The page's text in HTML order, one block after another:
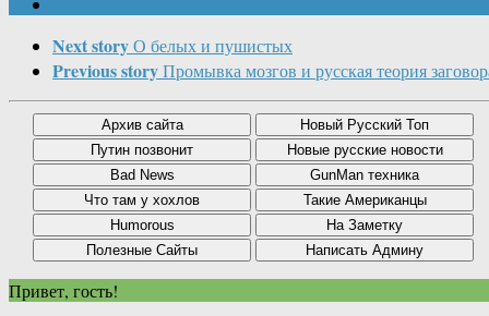
Next storyО белых и пушистых
Previous storyПромывка мозгов и русская теория
Привет, гость!